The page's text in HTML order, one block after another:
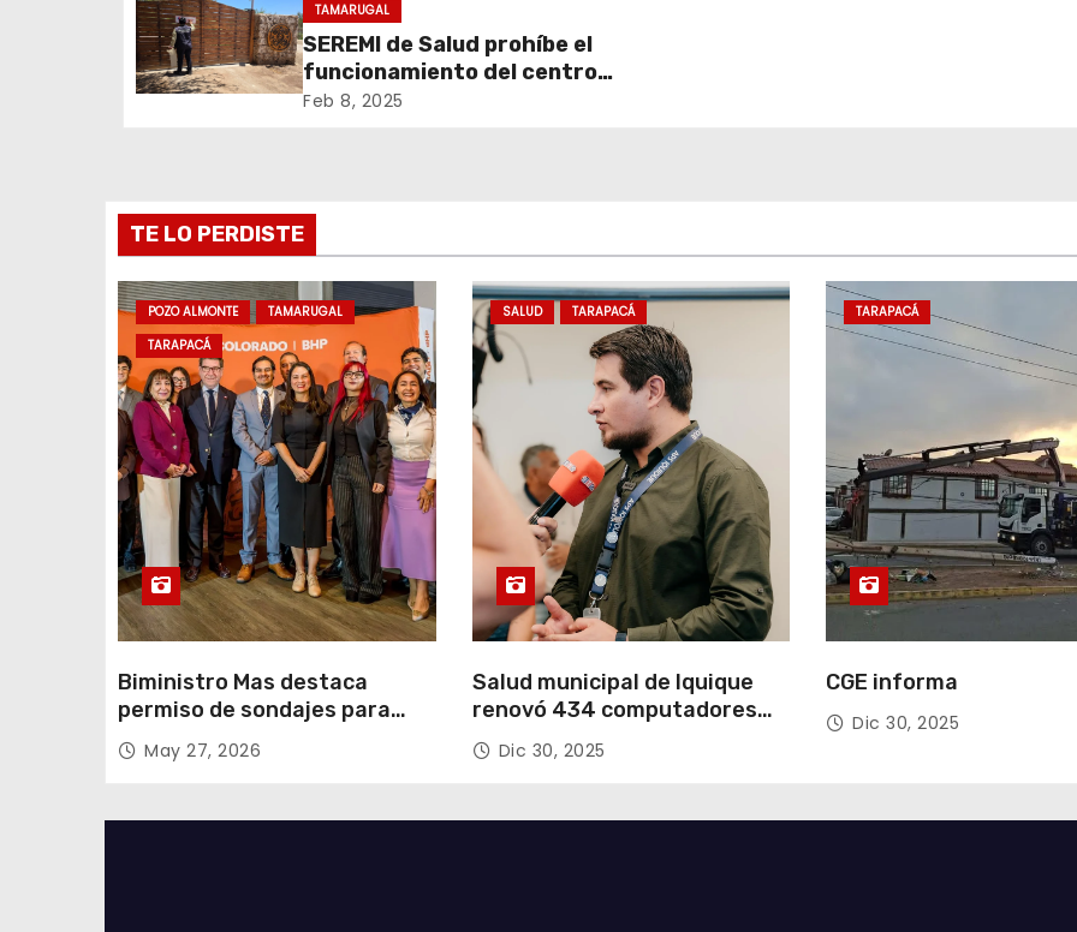
i
ó
e
e
n
t
r
a
d
a
s
TAMARUGAL
SEREMI de Salud prohíbe el
funcionamiento del centro
recreativo Tantakuy
Feb 8, 2025
TE LO PERDISTE
POZO ALMONTE
TAMARUGAL
TARAPACÁ
Biministro Mas destaca
permiso de sondajes para
Cerro Colorado
May 27, 2026
SALUD TARAPACÁ
Salud municipal de Iquique
renovó 434 computadores
con fondos del Gobierno de
Tarapacá
Dic 30, 2025
TARAPACÁ
CGE informa
Dic 30, 2025